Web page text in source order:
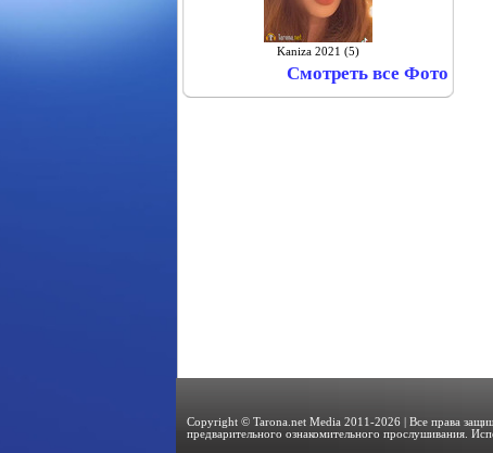
Kaniza 2021 (5)
Смотреть все Фото
Copyright © Tarona.net Media 2011-2026 | Все права
предварительного ознакомительного прослушивания.